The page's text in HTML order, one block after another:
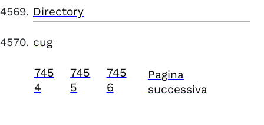
Directory
cug
745
4
745
5
745
6
Pagina
successiva